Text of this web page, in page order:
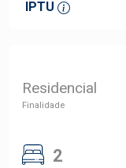
IPTU
Residencial
Finalidade
2